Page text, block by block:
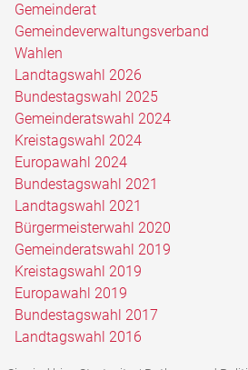
Gemeinderat
Gemeindeverwaltungsverband
Wahlen
Landtagswahl 2026
Bundestagswahl 2025
Gemeinderatswahl 2024
Kreistagswahl 2024
Europawahl 2024
Bundestagswahl 2021
Landtagswahl 2021
Bürgermeisterwahl 2020
Gemeinderatswahl 2019
Kreistagswahl 2019
Europawahl 2019
Bundestagswahl 2017
Landtagswahl 2016